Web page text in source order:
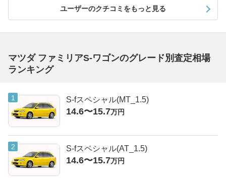
ユーザーのクチコミをもっと見る
マツダ ファミリアS-ワゴンのグレード別査定相場
ランキング
S-fスペシャル(MT_1.5)
14.6〜15.7万円
S-fスペシャル(AT_1.5)
14.6〜15.7万円